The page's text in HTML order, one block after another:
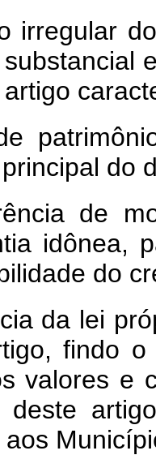
irregular
do
de
idônea,
do
da lei
findo
valores e